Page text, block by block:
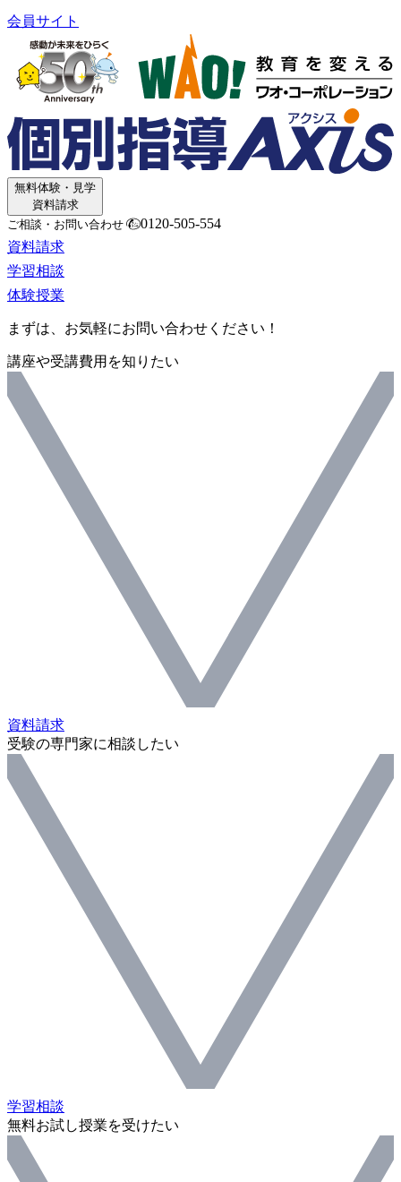
会員サイト
無料体験・見学
資料請求
ご相談・お問い合わせ
0120-505-554
資料請求
学習相談
体験授業
まずは、お気軽にお問い合わせください！
講座や受講費用を知りたい
資料請求
受験の専門家に相談したい
学習相談
無料お試し授業を受けたい